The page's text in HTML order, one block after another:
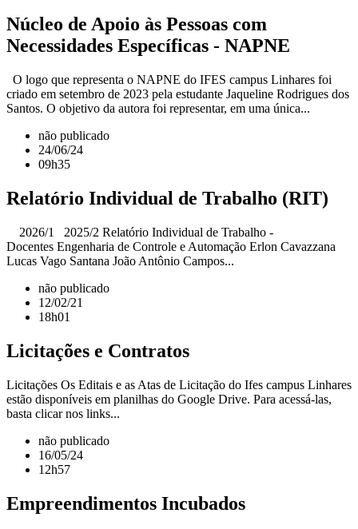
Núcleo de Apoio às Pessoas com
Necessidades Específicas - NAPNE
O logo que representa o NAPNE do IFES campus Linhares foi
criado em setembro de 2023 pela estudante Jaqueline Rodrigues dos
Santos. O objetivo da autora foi representar, em uma única...
não publicado
24/06/24
09h35
Relatório Individual de Trabalho (RIT)
2026/1 2025/2 Relatório Individual de Trabalho -
Docentes Engenharia de Controle e Automação Erlon Cavazzana
Lucas Vago Santana João Antônio Campos...
não publicado
12/02/21
18h01
Licitações e Contratos
Licitações Os Editais e as Atas de Licitação do Ifes campus Linhares
estão disponíveis em planilhas do Google Drive. Para acessá-las,
basta clicar nos links...
não publicado
16/05/24
12h57
Empreendimentos Incubados